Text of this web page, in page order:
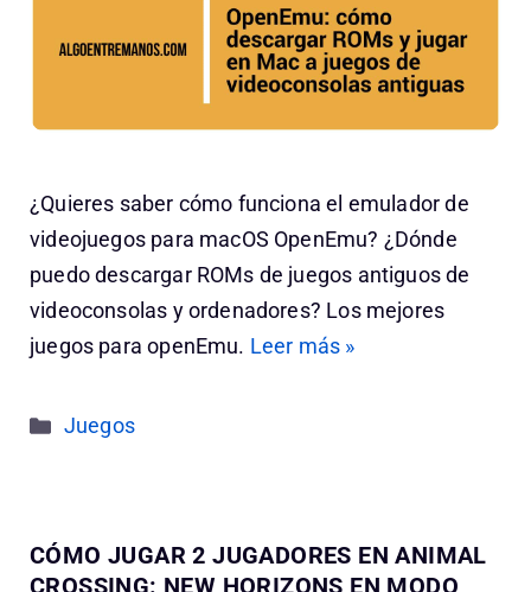
¿Quieres saber cómo funciona el emulador de
videojuegos para macOS OpenEmu? ¿Dónde
puedo descargar ROMs de juegos antiguos de
videoconsolas y ordenadores? Los mejores
juegos para openEmu. Leer más »
Categorías
Juegos
CÓMO JUGAR 2 JUGADORES EN ANIMAL